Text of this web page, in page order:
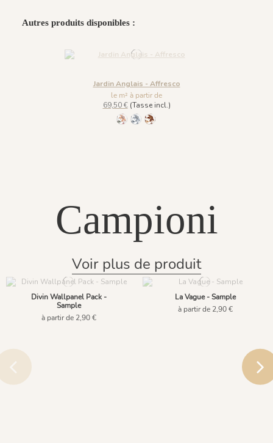
Autres produits disponibles :
Jardin Anglais - Affresco
le m² à partir de
69,50 €(Tasse incl.)
1157-Vert Printanier
1158 - Bleu Givré
1159 - Brun Rouille
Campioni
Voir plus de produit
Divin Wallpanel Pack -
Sample
à partir de 2,90 €
La Vague - Sample
à partir de 2,90 €